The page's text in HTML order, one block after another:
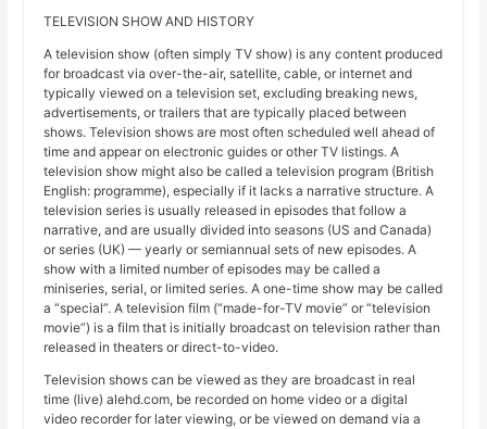
TELEVISION SHOW AND HISTORY
A television show (often simply TV show) is any content produced
for broadcast via over-the-air, satellite, cable, or internet and
typically viewed on a television set, excluding breaking news,
advertisements, or trailers that are typically placed between
shows. Television shows are most often scheduled well ahead of
time and appear on electronic guides or other TV listings. A
television show might also be called a television program (British
English: programme), especially if it lacks a narrative structure. A
television series is usually released in episodes that follow a
narrative, and are usually divided into seasons (US and Canada)
or series (UK) — yearly or semiannual sets of new episodes. A
show with a limited number of episodes may be called a
miniseries, serial, or limited series. A one-time show may be called
a “special”. A television film (“made-for-TV movie” or “television
movie”) is a film that is initially broadcast on television rather than
released in theaters or direct-to-video.
Television shows can be viewed as they are broadcast in real
time (live) alehd.com, be recorded on home video or a digital
video recorder for later viewing, or be viewed on demand via a